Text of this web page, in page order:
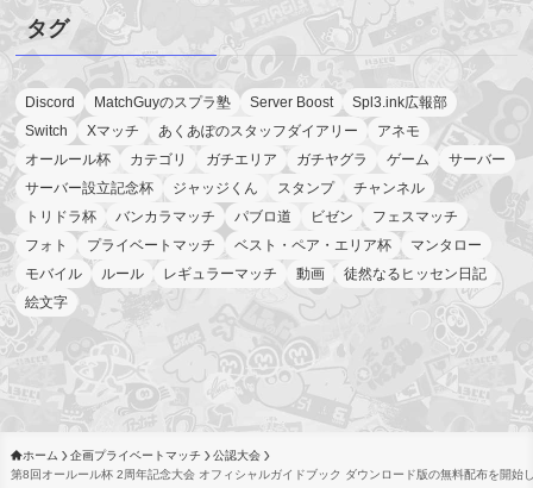
タグ
Discord MatchGuyのスプラ塾 Server Boost
Spl3.ink広報部
Switch
Xマッチ あくあぽのスタッフダイアリー
アネモ
オールール杯
カテゴリ ガチエリア ガチヤグラ ゲーム
サーバー
サーバー設立記念杯
ジャッジくん スタンプ
チャンネル
トリドラ杯
バンカラマッチ パブロ道 ビゼン
フェスマッチ
フォト
プライベートマッチ ベスト・ペア・エリア杯
マンタロー
モバイル
ルール レギュラーマッチ 動画
徒然なるヒッセン日記
絵文字
ホーム 企画プライベートマッチ
公認大会
第8回オールール杯 2周年記念大会 オフィシャルガイドブック ダウンロード版の無料配布を開始